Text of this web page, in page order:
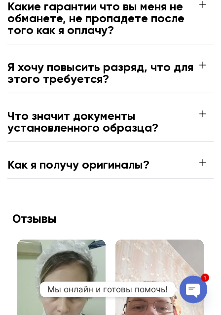
Какие гарантии что вы меня не
обманете, не пропадете после
того как я оплачу?
Я хочу повысить разряд, что для
этого требуется?
Что значит документы
установленного образца?
Как я получу оригиналы?
Отзывы
Мы онлайн и готовы помочь!
Open
1